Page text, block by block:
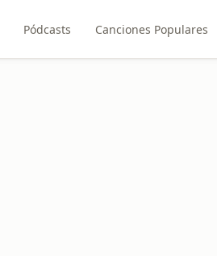
Pódcasts Canciones Populares